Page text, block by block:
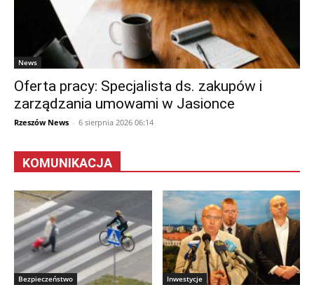
News
Oferta pracy: Specjalista ds. zakupów i
zarządzania umowami w Jasionce
Rzeszów News - 6 sierpnia 2026 06:14
KOMUNIKACJA
Bezpieczeństwo Inwestycje